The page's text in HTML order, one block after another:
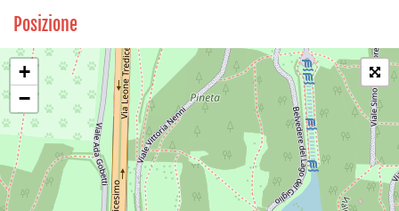
Posizione
+
−